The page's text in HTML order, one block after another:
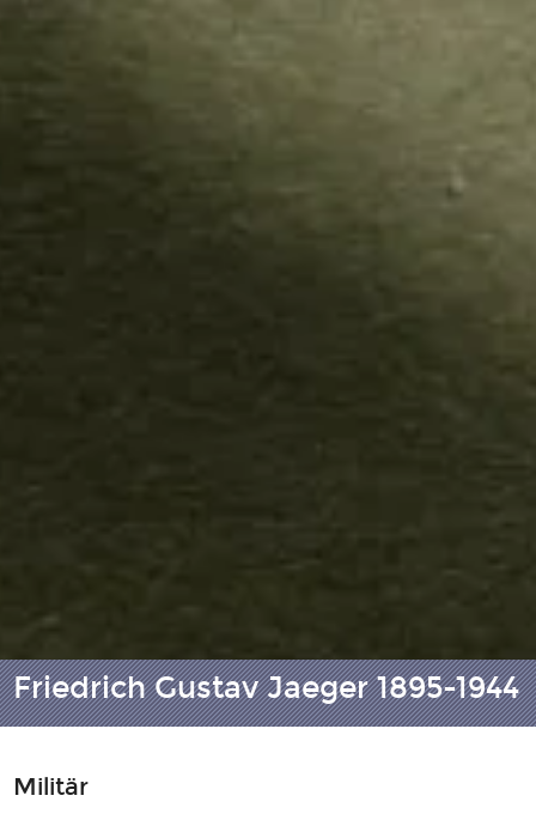
Friedrich Gustav Jaeger 1895-1944
Militär